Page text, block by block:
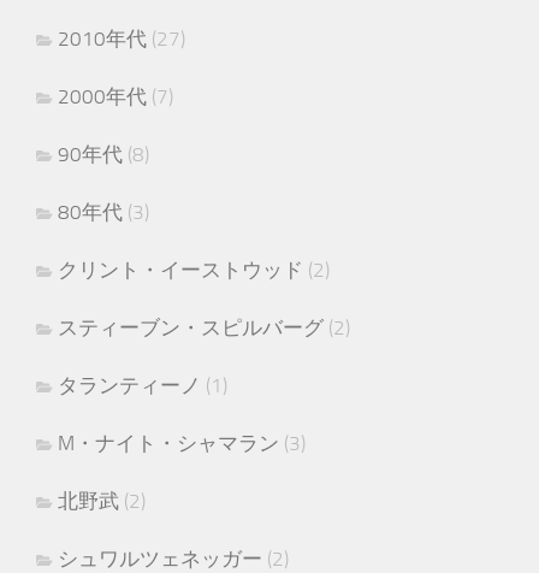
2010年代 (27)
2000年代 (7)
90年代 (8)
80年代 (3)
クリント・イーストウッド (2)
スティーブン・スピルバーグ (2)
タランティーノ (1)
M・ナイト・シャマラン (3)
北野武 (2)
シュワルツェネッガー (2)